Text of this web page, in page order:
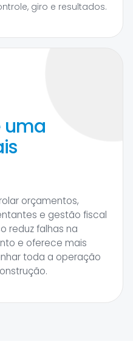
giro e resultados.
uma
orçamentos,
e gestão fiscal
reduz falhas na
e oferece mais
toda a operação